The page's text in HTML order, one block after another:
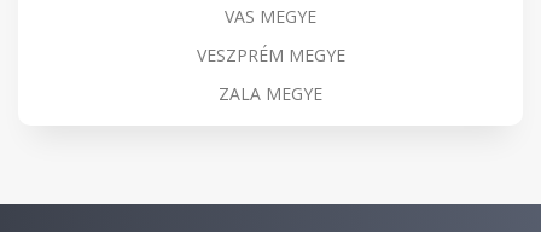
VAS MEGYE
VESZPRÉM MEGYE
ZALA MEGYE